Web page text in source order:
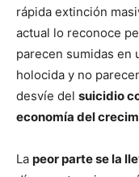
rápida extinción
actual lo reconoce
parecen sumidas en
holocida y no
desvíe del suicidio
economía del
La peor parte se la